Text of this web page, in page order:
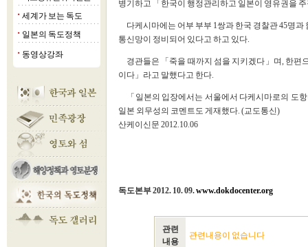
■ 세계가 보는 독도
■ 일본의 독도정책
■ 동영상강좌
병기하고 「한국이 행정관리하고 일본이 영유권을
다케시마에는 어부 부부 1쌍과 한국 경찰관 45명
통신망이 정비되어 있다고 하고 있다.
경관들은 「죽을 때까지 섬을 지키겠다」며, 한편
이다」라고 말했다고 한다.
「일본의 입장에서는 서울에서 다케시마로의 도
일본 외무성의 코멘트도 게재했다. (교도통신)
산케이신문 2012.10.06
독도본부 2012. 10. 09.www.dokdocenter.org
관련
내용
관련내용이 없습니다